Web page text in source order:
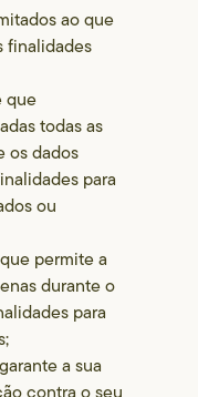
ao que
finalidades
que
todas as
os dados
para
ou
permite a
durante o
para
a sua